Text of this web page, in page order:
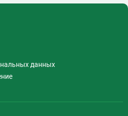
14
данных